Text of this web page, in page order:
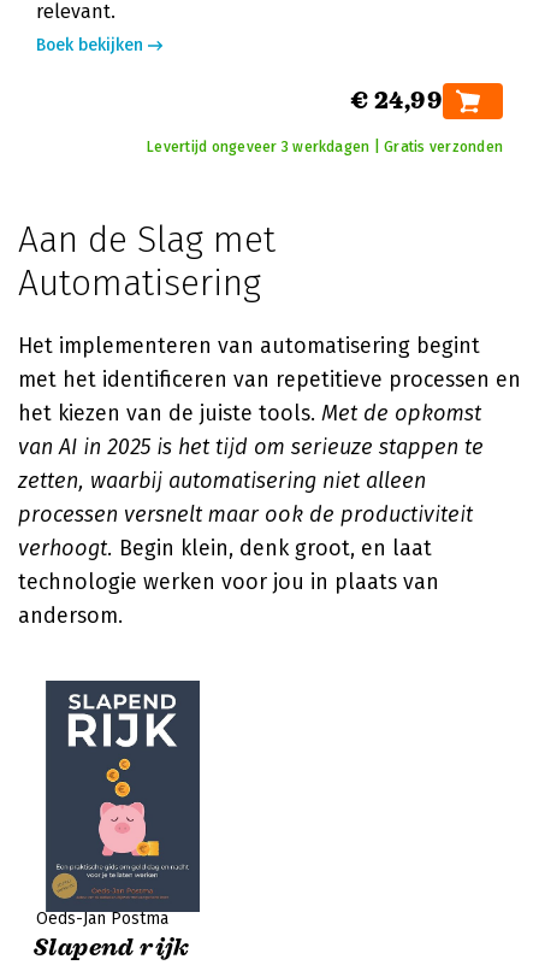
relevant.
Boek bekijken
€ 24,99
Levertijd ongeveer 3 werkdagen | Gratis verzonden
Aan de Slag met
Automatisering
Het implementeren van automatisering begint
met het identificeren van repetitieve processen en
het kiezen van de juiste tools. Met de opkomst
van AI in 2025 is het tijd om serieuze stappen te
zetten, waarbij automatisering niet alleen
processen versnelt maar ook de productiviteit
verhoogt. Begin klein, denk groot, en laat
technologie werken voor jou in plaats van
andersom.
Oeds-Jan Postma
Slapend rijk